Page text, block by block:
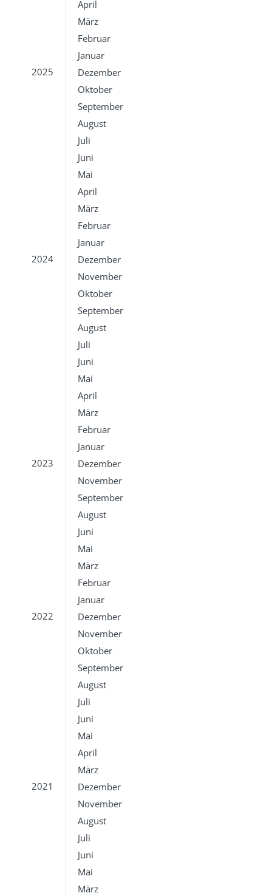
April
März
Februar
Januar
2025
Dezember
Oktober
September
August
Juli
Juni
Mai
April
März
Februar
Januar
2024
Dezember
November
Oktober
September
August
Juli
Juni
Mai
April
März
Februar
Januar
2023
Dezember
November
September
August
Juni
Mai
März
Februar
Januar
2022
Dezember
November
Oktober
September
August
Juli
Juni
Mai
April
März
2021
Dezember
November
August
Juli
Juni
Mai
März